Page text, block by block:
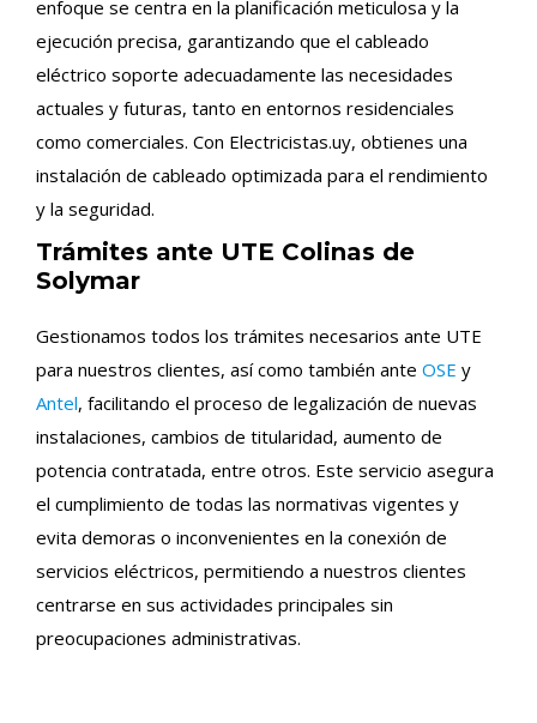
enfoque se centra en la planificación meticulosa y la
ejecución precisa, garantizando que el cableado
eléctrico soporte adecuadamente las necesidades
actuales y futuras, tanto en entornos residenciales
como comerciales. Con Electricistas.uy, obtienes una
instalación de cableado optimizada para el rendimiento
y la seguridad.
Trámites ante UTE Colinas de
Solymar
Gestionamos todos los trámites necesarios ante UTE
para nuestros clientes, así como también ante OSE y
Antel, facilitando el proceso de legalización de nuevas
instalaciones, cambios de titularidad, aumento de
potencia contratada, entre otros. Este servicio asegura
el cumplimiento de todas las normativas vigentes y
evita demoras o inconvenientes en la conexión de
servicios eléctricos, permitiendo a nuestros clientes
centrarse en sus actividades principales sin
preocupaciones administrativas.